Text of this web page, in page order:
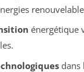
énergétique
dans